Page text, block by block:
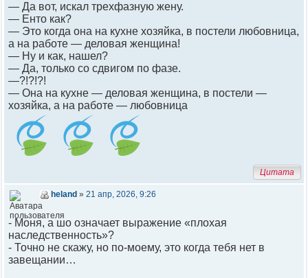
— Да вот, искал трехфазную жену.
— Енто как?
— Это когда она на кухне хозяйка, в постели любовница,
а на работе — деловая женщина!
— Ну и как, нашел?
— Да, только со сдвигом по фазе.
—?!?!?!
— Она на кухне — деловая женщина, в постели —
хозяйка, а на работе — любовница
Цитата
heland » 21 апр, 2026, 9:26
- Моня, а шо означает выражение «плохая
наследственность»?
- Точно не скажу, но по-моему, это когда тебя нет в
завещании…